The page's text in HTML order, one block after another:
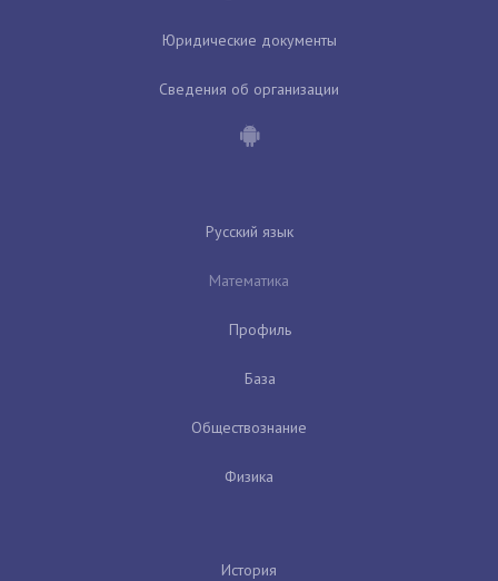
Юридические документы
Сведения об организации
Русский язык
Математика
Профиль
База
Обществознание
Физика
История